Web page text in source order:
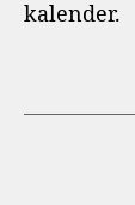
kalender.